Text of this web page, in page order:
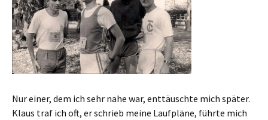
Nur einer, dem ich sehr nahe war, enttäuschte mich später.
Klaus traf ich oft, er schrieb meine Laufpläne, führte mich